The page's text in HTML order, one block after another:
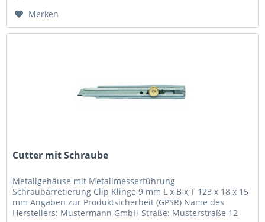
Merken
Cutter mit Schraube
Metallgehäuse mit Metallmesserführung
Schraubarretierung Clip Klinge 9 mm L x B x T 123 x 18 x 15
mm Angaben zur Produktsicherheit (GPSR) Name des
Herstellers: Mustermann GmbH Straße: Musterstraße 12